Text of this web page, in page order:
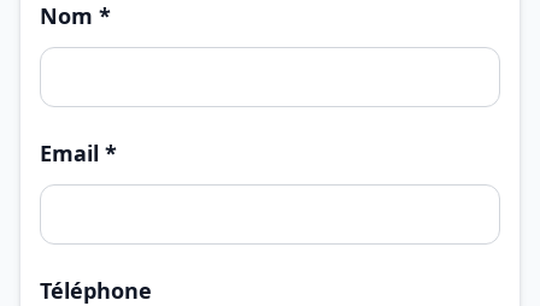
Nom *
Email *
Téléphone